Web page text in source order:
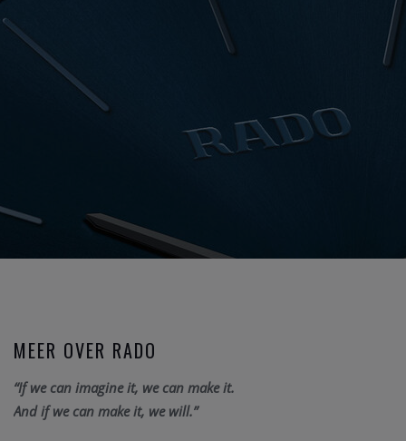
MEER OVER RADO
“If we can imagine it, we can make it.
And if we can make it, we will.”